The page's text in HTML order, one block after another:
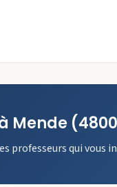
Mende
professeurs qui vous